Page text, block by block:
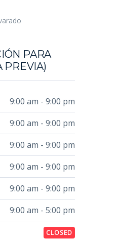
PARA
PREVIA)
9:00 am - 9:00 pm
9:00 am - 9:00 pm
9:00 am - 9:00 pm
9:00 am - 9:00 pm
9:00 am - 9:00 pm
9:00 am - 5:00 pm
CLOSED